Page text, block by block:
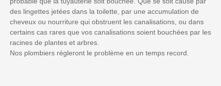
des lingettes jetées dans la toilette, par une accumulation de
cheveux ou nourriture qui obstruent les canalisations, ou dans
certains cas rares que vos canalisations soient bouchées par les
racines de plantes et arbres.
Nos plombiers régleront le problème en un temps record.